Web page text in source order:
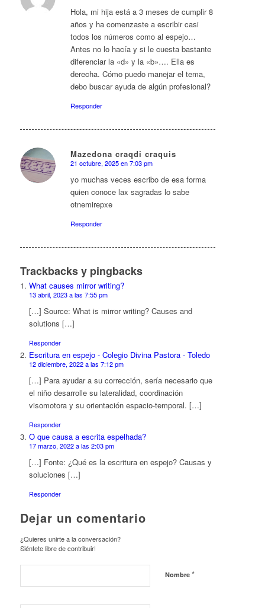
Hola, mi hija está a 3 meses de cumplir 8
años y ha comenzaste a escribir casi
todos los números como al espejo…
Antes no lo hacía y si le cuesta bastante
diferenciar la «d» y la «b»…. Ella es
derecha. Cómo puedo manejar el tema,
debo buscar ayuda de algún profesional?
Responder
Mazedona craqdi craquis
Dice:
21 octubre, 2025 en 7:03 pm
yo muchas veces escribo de esa forma
quien conoce lax sagradas lo sabe
otnemirepxe
Responder
Trackbacks y pingbacks
What causes mirror writing?
13 abril, 2023 a las 7:55 pm
[…] Source: What is mirror writing? Causes and
solutions […]
Responder
Escritura en espejo - Colegio Divina Pastora - Toledo
12 diciembre, 2022 a las 7:12 pm
[…] Para ayudar a su corrección, sería necesario que
el niño desarrolle su lateralidad, coordinación
visomotora y su orientación espacio-temporal. […]
Responder
O que causa a escrita espelhada?
17 marzo, 2022 a las 2:03 pm
[…] Fonte: ¿Qué es la escritura en espejo? Causas y
soluciones […]
Responder
Dejar un comentario
¿Quieres unirte a la conversación?
Siéntete libre de contribuir!
Nombre *